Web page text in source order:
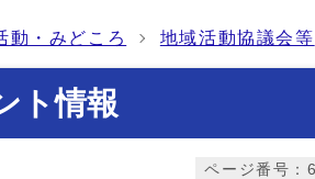
動・みどころ 地域活動協議会等
ト情報
ページ番号：